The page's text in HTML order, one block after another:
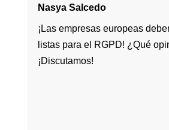
Nasya Salcedo
¡Las empresas europeas
listas para el RGPD! ¿Qué
¡Discutamos!